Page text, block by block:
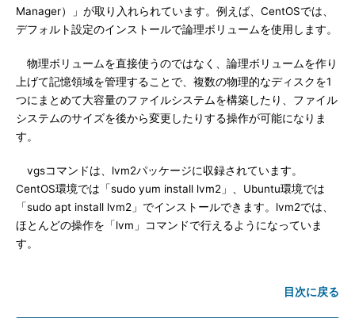
Manager）」が取り入れられています。例えば、CentOSでは、
デフォルト設定のインストールで論理ボリュームを使用します。
物理ボリュームを直接使うのではなく、論理ボリュームを作り
上げて記憶領域を管理することで、複数の物理的なディスクを1
つにまとめて大容量のファイルシステムを構築したり、ファイル
システムのサイズを後から変更したりする操作が可能になりま
す。
vgsコマンドは、lvm2パッケージに収録されています。
CentOS環境では「sudo yum install lvm2」、Ubuntu環境では
「sudo apt install lvm2」でインストールできます。lvm2では、
ほとんどの操作を「lvm」コマンドで行えるようになっていま
す。
目次に戻る